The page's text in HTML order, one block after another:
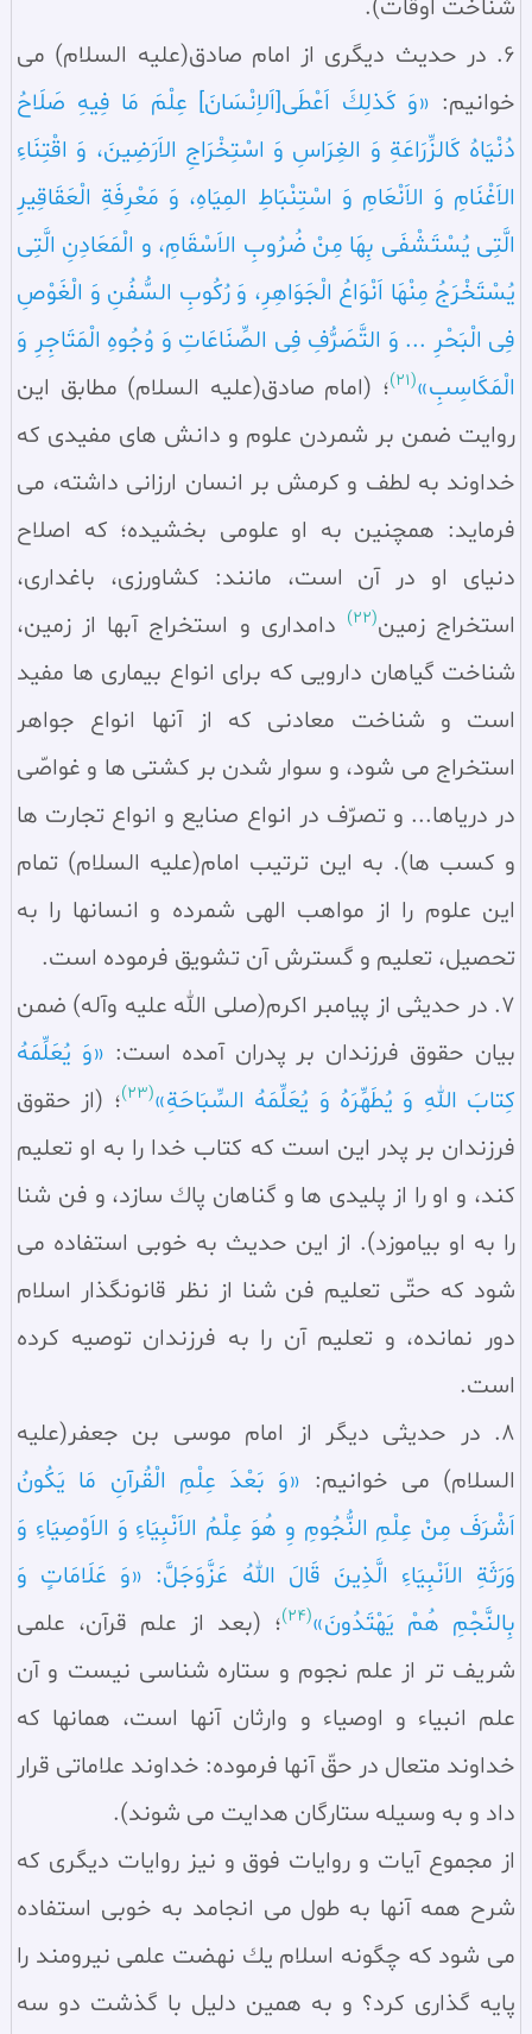
شناخت اوقات).
6. در حديث ديگرى از امام صادق(عليه السلام) مى
خوانيم: «وَ كَذلِكَ اَعْطَى[اَلاِنْسَانَ] عِلْمَ مَا فِيهِ صَلَاحُ
دُنْيَاهُ كَالزِّرَاعَةِ وَ الغِرَاسِ وَ اسْتِخْرَاجِ الاَرَضِينَ، وَ اقْتِنَاءِ
الاَغْنَامِ وَ الاَنْعَامِ وَ اسْتِنْبَاطِ المِيَاهِ، وَ مَعْرِفَةِ الْعَقَاقِيرِ
الَّتِى يُسْتَشْفَى بِهَا مِنْ ضُرُوبِ الاَسْقَامِ، و الْمَعَادِنِ الَّتِى
يُسْتَخْرَجُ مِنْهَا اَنْوَاعُ الْجَوَاهِرِ، وَ رُكُوبِ السُّفُنِ وَ الْغَوْصِ
فِى الْبَحْرِ ... وَ التَّصَرُّفِ فِى الصِّنَاعَاتِ وَ وُجُوهِ الْمَتَاجِرِ وَ
الْمَكَاسِبِ»(21)
؛ (امام صادق(عليه السلام) مطابق اين
روايت ضمن بر شمردن علوم و دانش هاى مفيدى كه
خداوند به لطف و كرمش بر انسان ارزانى داشته، مى
فرمايد: همچنين به او علومى بخشيده؛ كه اصلاح
دنياى او در آن است، مانند: كشاورزى، باغدارى،
استخراج زمين(22)
دامدارى و استخراج آبها از زمين،
شناخت گياهان دارويى كه براى انواع بيمارى ها مفيد
است و شناخت معادنى كه از آنها انواع جواهر
استخراج مى شود، و سوار شدن بر كشتى ها و غواصّى
در درياها... و تصرّف در انواع صنايع و انواع تجارت ها
و كسب ها). به اين ترتيب امام(عليه السلام) تمام
اين علوم را از مواهب الهى شمرده و انسانها را به
تحصيل، تعليم و گسترش آن تشويق فرموده است.
7. در حديثى از پيامبر اكرم(صلى الله عليه وآله) ضمن
بيان حقوق فرزندان بر پدران آمده است: «وَ يُعَلِّمَهُ
كِتابَ اللهِ وَ يُطَهِّرَهُ وَ يُعَلِّمَهُ السِّبَاحَةِ»(23)
؛ (از حقوق
فرزندان بر پدر اين است كه كتاب خدا را به او تعليم
كند، و او را از پليدى ها و گناهان پاك سازد، و فن شنا
را به او بياموزد). از اين حديث به خوبى استفاده مى
شود كه حتّى تعليم فن شنا از نظر قانونگذار اسلام
دور نمانده، و تعليم آن را به فرزندان توصيه كرده
است.
8. در حديثى ديگر از امام موسى بن جعفر(عليه
السلام) مى خوانيم: «وَ بَعْدَ عِلْمِ الْقُرآنِ مَا يَكُونُ
اَشْرَفَ مِنْ عِلْمِ النُّجُومِ وِ هُوَ عِلْمُ الاَنْبِيَاءِ وَ الاَوْصِيَاءِ وَ
وَرَثَةِ الاَنْبِيَاءِ الَّذِينَ قَالَ اللهُ عَزَّوَجَلَّ: «وَ عَلَامَاتٍ وَ
بِالنَّجْمِ هُمْ يَهْتَدُونَ»(24)
؛ (بعد از علم قرآن، علمى
شريف تر از علم نجوم و ستاره شناسى نيست و آن
علم انبياء و اوصياء و وارثان آنها است، همانها كه
خداوند متعال در حقّ آنها فرموده: خداوند علاماتى قرار
داد و به وسيله ستارگان هدايت مى شوند).
از مجموع آيات و روايات فوق و نيز روايات ديگرى كه
شرح همه آنها به طول مى انجامد به خوبى استفاده
مى شود كه چگونه اسلام يك نهضت علمى نيرومند را
پايه گذارى كرد؟ و به همين دليل با گذشت دو سه